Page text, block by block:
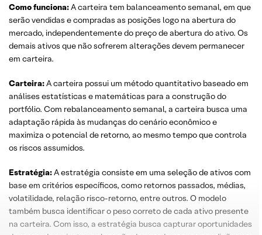
Como funciona:A carteira tem balanceamento semanal, em que
serão vendidas e compradas as posições logo na abertura do
mercado, independentemente do preço de abertura do ativo. Os
demais ativos que não sofrerem alterações devem permanecer
em carteira.
Carteira:A carteira possui um método quantitativo baseado em
análises estatísticas e matemáticas para a construção do
portfólio. Com rebalanceamento semanal, a carteira busca uma
adaptação rápida às mudanças do cenário econômico e
maximiza o potencial de retorno, ao mesmo tempo que controla
os riscos assumidos.
Estratégia:A estratégia consiste em uma seleção de ativos com
base em critérios específicos, como retornos passados, médias,
volatilidade, relação risco-retorno, entre outros. O modelo
também busca identificar o peso correto de cada ativo presente
na carteira. Com isso, a estratégia busca capturar oportunidades